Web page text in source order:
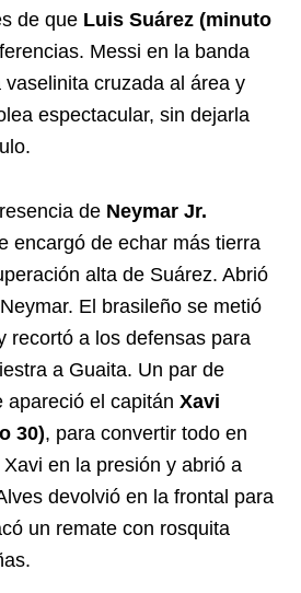
de que Luis Suárez (minuto
Messi en la banda
cruzada al área y
espectacular, sin dejarla
de Neymar Jr.
encargó de echar más tierra
alta de Suárez. Abrió
El brasileño se metió
recortó a los defensas para
a Guaita. Un par de
apareció el capitán Xavi
30), para convertir todo en
en la presión y abrió a
devolvió en la frontal para
un remate con rosquita